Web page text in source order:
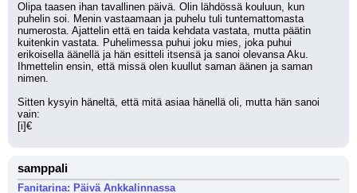
Olipa taasen ihan tavallinen päivä. Olin lähdössä kouluun, kun
puhelin soi. Menin vastaamaan ja puhelu tuli tuntemattomasta
numerosta. Ajattelin että en taida kehdata vastata, mutta päätin
kuitenkin vastata. Puhelimessa puhui joku mies, joka puhui
erikoisella äänellä ja hän esitteli itsensä ja sanoi olevansa Aku.
Ihmettelin ensin, että missä olen kuullut saman äänen ja saman
nimen.
Sitten kysyin häneltä, että mitä asiaa hänellä oli, mutta hän sanoi
vain:
[i]€
samppali
Fanitarina: Päivä Ankkalinnassa